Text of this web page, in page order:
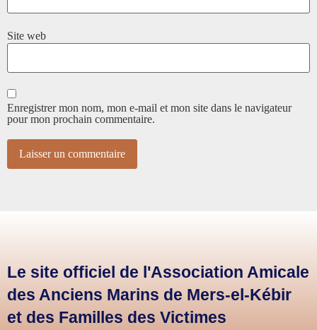
Site web
Enregistrer mon nom, mon e-mail et mon site dans le navigateur
pour mon prochain commentaire.
Le site officiel de l'Association Amicale
des Anciens Marins de Mers-el-Kébir
et des Familles des Victimes